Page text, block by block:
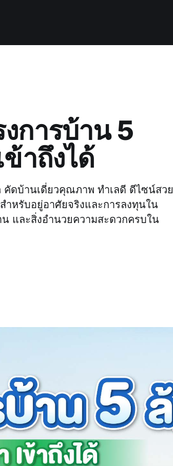
การบ้าน 5
าถึงได้
คัดบ้านเดี่ยวคุณภาพ ทำเลดี ดีไซน์สวย
ำหรับอยู่อาศัยจริงและการลงทุนใน
และสิ่งอำนวยความสะดวกครบใน